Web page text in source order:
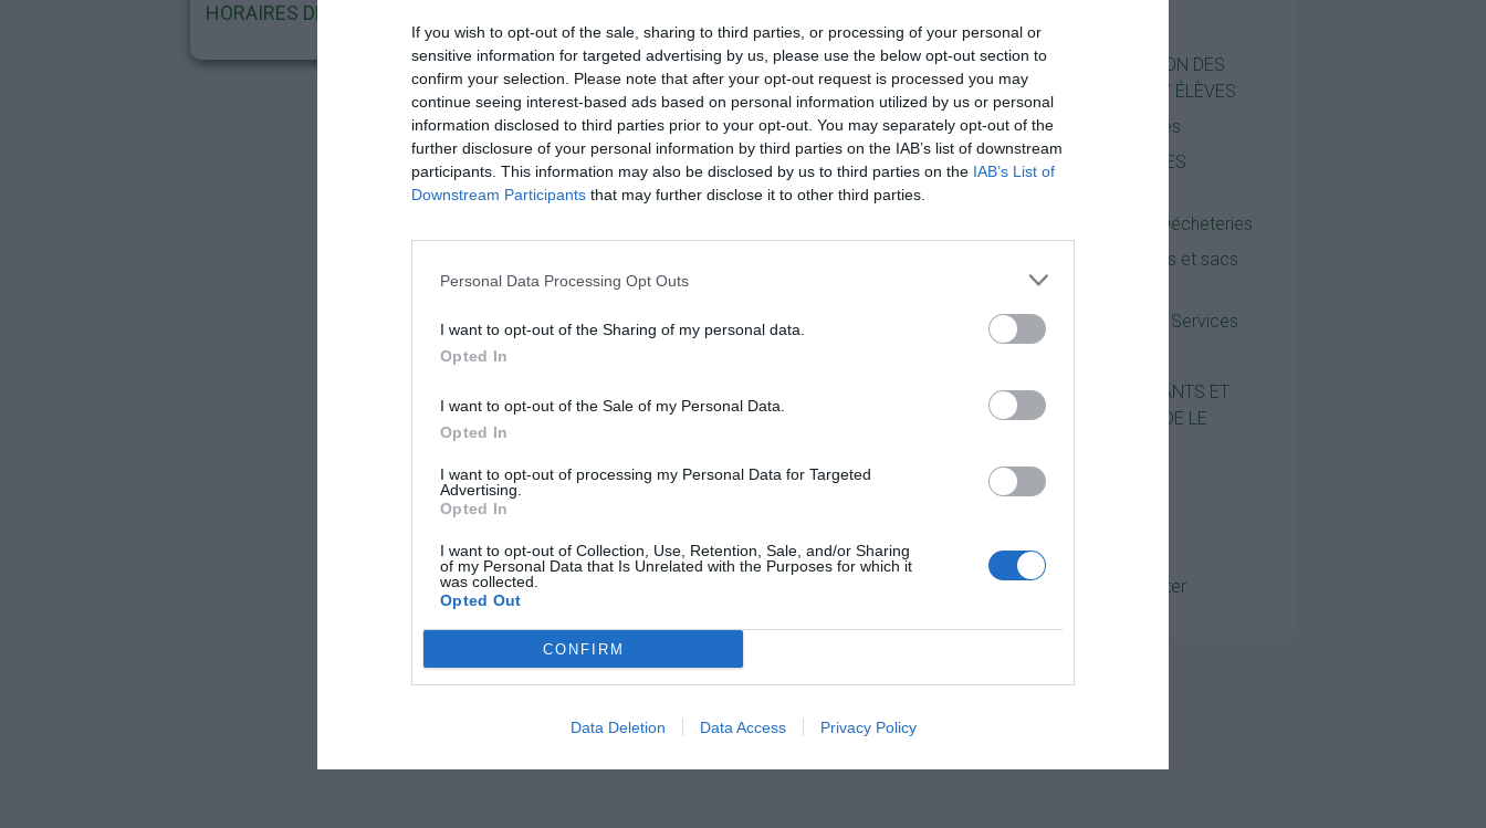
If you wish to opt-out of the sale, sharing to third parties, or processing of your personal or
sensitive information for targeted advertising by us, please use the below opt-out section to
confirm your selection. Please note that after your opt-out request is processed you may
continue seeing interest-based ads based on personal information utilized by us or personal
information disclosed to third parties prior to your opt-out. You may separately opt-out of the
further disclosure of your personal information by third parties on the IAB’s list of downstream
participants. This information may also be disclosed by us to third parties on the IAB’s List of
Downstream Participants that may further disclose it to other third parties.
Personal Data Processing Opt Outs
I want to opt-out of the Sharing of my personal data.
Opted In
I want to opt-out of the Sale of my Personal Data.
Opted In
I want to opt-out of processing my Personal Data for Targeted
Advertising.
Opted In
I want to opt-out of Collection, Use, Retention, Sale, and/or Sharing
of my Personal Data that Is Unrelated with the Purposes for which it
was collected.
Opted Out
CONFIRM
Data Deletion Data Access Privacy Policy
HORAIRES DÉCHETERIES
HORAIRES DÉCHETERIES
MODIFICATION DES HORAIRES
ASSOCIATION DES
PARENTS D’ ÉLÈVES
Infos pratiques
GESTION DES
Horaires Décheteries
Calendriers et sacs
Maison des Services
COMMERÇANTS ET
ARTISANS DE LE
Nous contacter